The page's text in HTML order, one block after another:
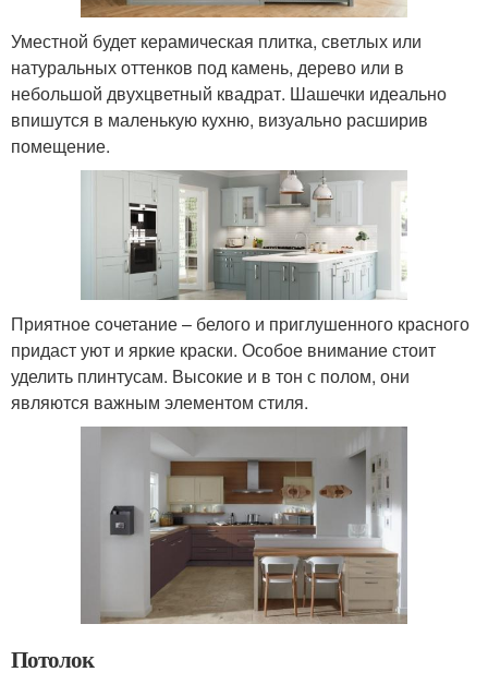
Уместной будет керамическая плитка, светлых или
натуральных оттенков под камень, дерево или в
небольшой двухцветный квадрат. Шашечки идеально
впишутся в маленькую кухню, визуально расширив
помещение.
Приятное сочетание – белого и приглушенного красного
придаст уют и яркие краски. Особое внимание стоит
уделить плинтусам. Высокие и в тон с полом, они
являются важным элементом стиля.
Потолок